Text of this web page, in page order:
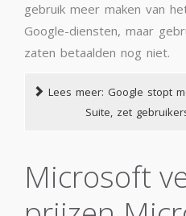
gebruik meer maken van
Google-diensten, maar
zaten betaalden nog niet.
Lees meer: Google stopt
Suite, zet
Microsoft